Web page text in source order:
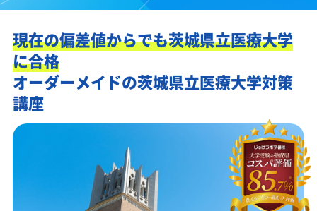
現在の偏差値からでも茨城県立医療大学
に合格
オーダーメイドの茨城県立医療大学対策
講座